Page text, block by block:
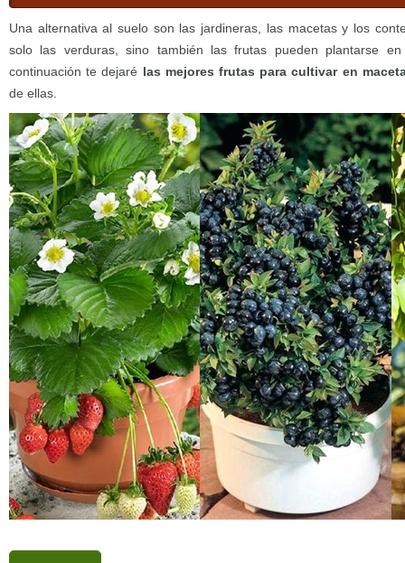
Una alternativa al suelo son las jardineras, las macetas y los
solo las verduras, sino también las frutas pueden plantarse
continuación te dejaré las mejores frutas para cultivar en
de ellas.